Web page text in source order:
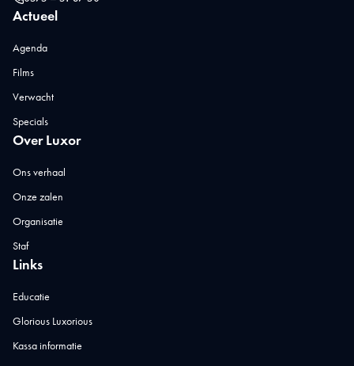
Actueel
Agenda
Films
Verwacht
Specials
Over Luxor
Ons verhaal
Onze zalen
Organisatie
Staf
Links
Educatie
Glorious Luxorious
Kassa informatie